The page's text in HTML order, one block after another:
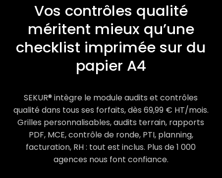
Vos contrôles qualité
méritent mieux qu’une
checklist imprimée sur du
papier A4
SEKUR® intègre le module audits et contrôles
qualité dans tous ses forfaits, dès 69,99 € HT/mois.
Grilles personnalisables, audits terrain, rapports
PDF, MCE, contrôle de ronde, PTI, planning,
facturation, RH : tout est inclus. Plus de 1 000
agences nous font confiance.